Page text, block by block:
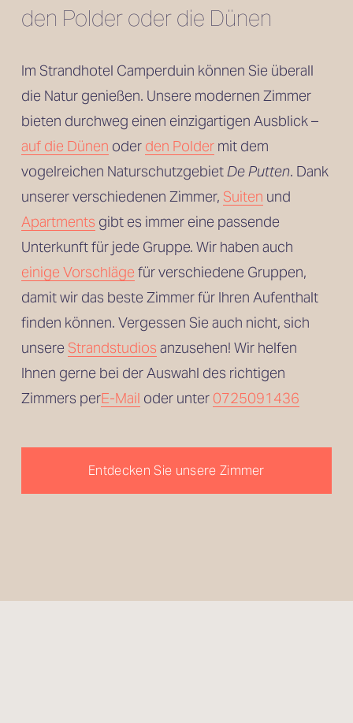
den Polder oder die Dünen
Im Strandhotel Camperduin können Sie überall
die Natur genießen. Unsere modernen Zimmer
bieten durchweg einen einzigartigen Ausblick –
auf die Dünen oder den Polder mit dem
vogelreichen Naturschutzgebiet De Putten. Dank
unserer verschiedenen Zimmer, Suiten und
Apartments gibt es immer eine passende
einige Vorschläge für verschiedene Gruppen,
damit wir das beste Zimmer für Ihren Aufenthalt
finden können. Vergessen Sie auch nicht, sich
unsere Strandstudios anzusehen! Wir helfen
Ihnen gerne bei der Auswahl des richtigen
Zimmers perE-Mail oder unter 0725091436
Entdecken Sie unsere Zimmer